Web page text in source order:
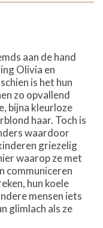
aan de hand
Olivia en
is het hun
zo opvallend
bijna kleurloze
haar. Toch is
waardoor
griezelig
waarop ze met
communiceren
hun koele
mensen iets
glimlach als ze